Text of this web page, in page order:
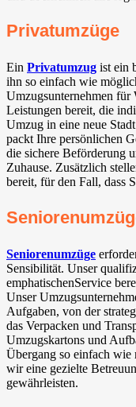
Privatumzüge
Ein Privatumzug ist ein
ihn so einfach wie
Umzugsunternehmen für
Leistungen bereit, die
Umzug in eine neue
packt Ihre persönlichen
die sichere Beförderung
Zuhause. Zusätzlich
bereit, für den Fall, dass
Seniorenumzüge
Sensibilität. Unser
emphatischenService
Unser
Aufgaben, von der
das Verpacken und
Umzugskartons und
Übergang so einfach wie
wir eine gezielte
gewährleisten.